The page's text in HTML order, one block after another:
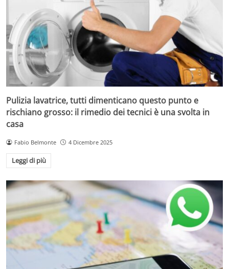
Pulizia lavatrice, tutti dimenticano questo punto e
rischiano grosso: il rimedio dei tecnici è una svolta in
casa
Fabio Belmonte 4 Dicembre 2025
Leggi di più